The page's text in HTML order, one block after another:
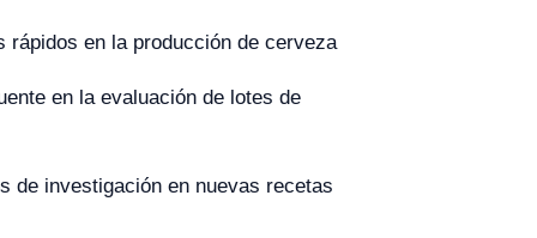
rápidos en la producción de cerveza
en la evaluación de lotes de
de investigación en nuevas recetas